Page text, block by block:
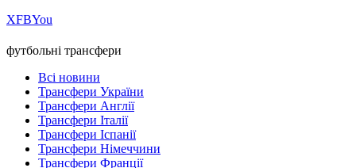
ХFBYou
футбольні трансфери
Всі новини
Трансфери України
Трансфери Англії
Трансфери Італії
Трансфери Іспанії
Трансфери Німеччини
Трансфери Франції